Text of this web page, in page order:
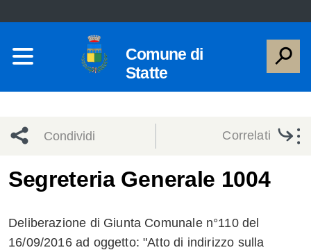
Comune di
Statte
Condividi
network
Condividi
Condividi
Facebook
su
Condividi
Correlati
Segreteria Generale 1004
Deliberazione di Giunta Comunale n°110 del
16/09/2016 ad oggetto: "Atto di indirizzo sulla